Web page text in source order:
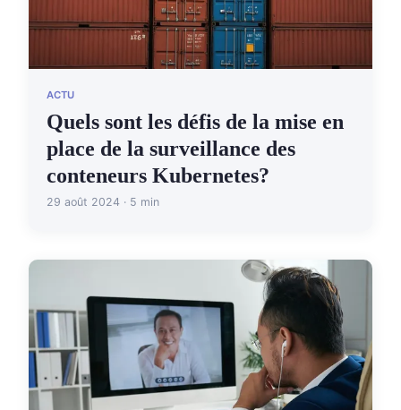
ACTU
Quels sont les défis de la mise en
place de la surveillance des
conteneurs Kubernetes?
29 août 2024 · 5 min